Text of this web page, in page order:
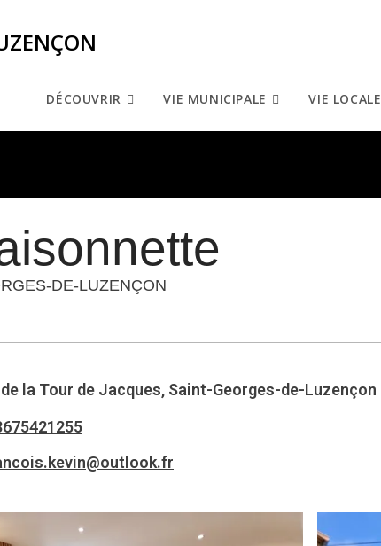
DÉCOUVRIR VIE MUNICIPALE VIE LOCALE
DE-LUZENÇON
de la Tour de Jacques, Saint-Georges-de-Luzençon